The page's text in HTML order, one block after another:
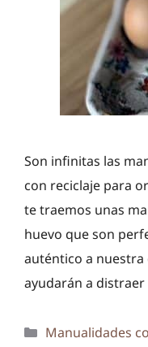
Son infinitas las
con reciclaje para
te traemos unas
huevo que son
auténtico a nuestra
ayudarán a
Categorías
Manualidades